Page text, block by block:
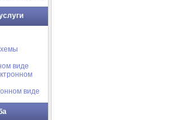
виде
виде